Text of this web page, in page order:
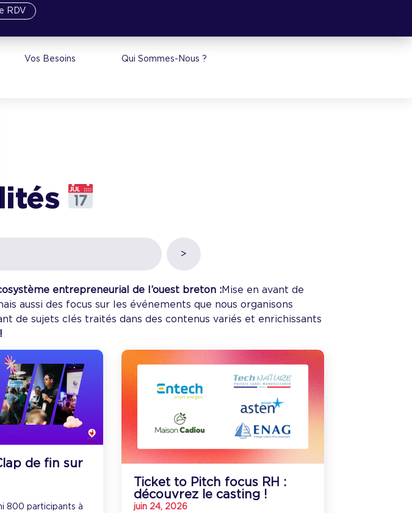
RDV
Vos Besoins Qui Sommes-Nous ?
>
entrepreneurial de l’ouest breton :Mise en avant de
aussi des focus sur les événements que nous organisons
de sujets clés traités dans des contenus variés et enrichissants
de fin sur
800 participants à
Ticket to Pitch focus RH :
découvrez le casting !
juin 24, 2026